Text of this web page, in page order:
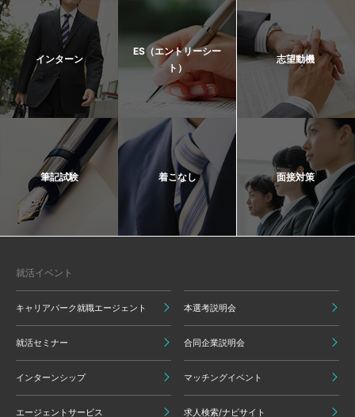
インターン
ES（エントリーシー
ト）
志望動機
筆記試験 着こなし 面接対策
就活イベント
キャリアパーク就職エージェント 本選考説明会
就活セミナー 合同企業説明会
インターンシップ マッチングイベント
エージェントサービス 求人検索/ナビサイト